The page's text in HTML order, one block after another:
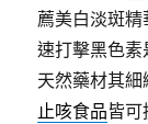
薦美白淡斑
速打擊黑色
天然藥材其
止咳食品皆